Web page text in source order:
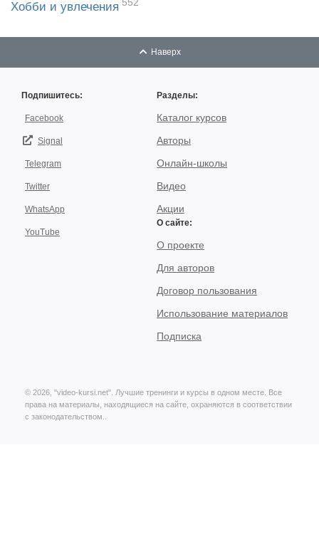
Хобби и увлечения
Наверх
Подпишитесь:
Facebook
Signal
Telegram
Twitter
WhatsApp
YouTube
Разделы:
Каталог курсов
Авторы
Онлайн-школы
Видео
Акции
О сайте:
О проекте
Для авторов
Договор пользования
Использование материалов
Подписка
© 2026, "video-kursi.net". Лучшие тренинги и курсы в одном месте. Все
права на материалы, находящиеся на сайте, охраняются в соответствии
с законодательством..